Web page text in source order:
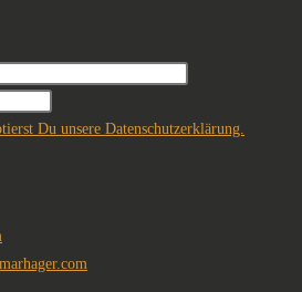
Du unsere Datenschutzerklärung.